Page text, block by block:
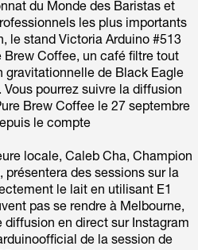
du Monde des Baristas et
les plus importants
le stand Victoria Arduino #513
Brew Coffee, un café filtre tout
gravitationnelle de Black Eagle
pourrez suivre la diffusion
Brew Coffee le 27 septembre
le compte
locale, Caleb Cha, Champion
présentera des sessions sur la
le lait en utilisant E1
pas se rendre à Melbourne,
diffusion en direct sur Instagram
de la session de